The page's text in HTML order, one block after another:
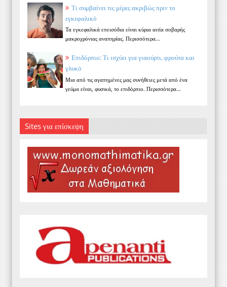
Τι συμβαίνει τις μέρες ακριβώς πριν το
εγκεφαλικό
Τα εγκεφαλικά επεισόδια είναι κύρια αιτία σοβαρής
μακροχρόνιας αναπηρίας. Περισσότερα...
Επιδόρπιο: Τι ισχύει για γιαούρτι, φρούτα και
γλυκό
Μια από τις αγαπημένες μας συνήθειες μετά από ένα
γεύμα είναι, φυσικά, το επιδόρπιο. Περισσότερα...
Sites για επίσκεψη